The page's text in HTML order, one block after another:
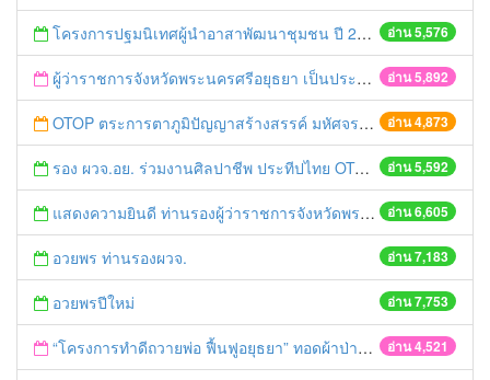
อ่าน 5,576
โครงการปฐมนิเทศผู้นำอาสาพัฒนาชุมชน ปี 2558
อ่าน 5,892
ผู้ว่าราชการจังหวัดพระนครศรีอยุธยา เป็นประธานเปิดโครงการเพิ่มประสิทธิภาพแนวทางการดำเนินยุทธศาสตร์ฯ ปี 2558
อ่าน 4,873
OTOP ตระการตาภูมิปัญญาสร้างสรรค์ มหัศจรรย์สินค้า “กลุ่มจังหวัดภาคกลางตอนบน 1”
อ่าน 5,592
รอง ผวจ.อย. ร่วมงานศิลปาชีพ ประทีปไทย OTOP ก้าวไกลด้วยพระบารมี
อ่าน 6,605
แสดงความยินดี ท่านรองผู้ว่าราชการจังหวัดพระนครศรีอยุธยาคนใหม่
อ่าน 7,183
อวยพร ท่านรองผวจ.
อ่าน 7,753
อวยพรปีใหม่
อ่าน 4,521
“โครงการทำดีถวายพ่อ ฟื้นฟูอยุธยา” ทอดผ้าป่ามหากุศลหาทุนช่วยเหลือวัด และชุมชนที่ประสบอุทกภัย